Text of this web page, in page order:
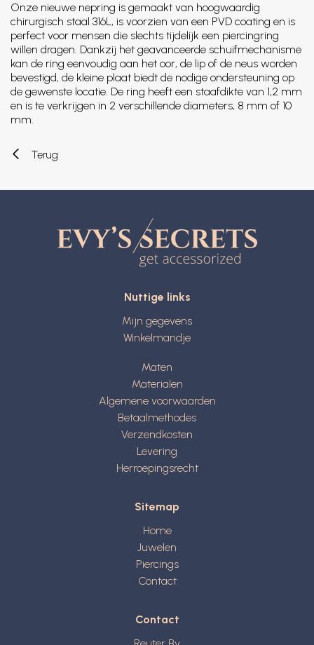
Onze nieuwe nepring is gemaakt van hoogwaardig
chirurgisch staal 316L, is voorzien van een PVD coating en is
perfect voor mensen die slechts tijdelijk een piercingring
willen dragen. Dankzij het geavanceerde schuifmechanisme
kan de ring eenvoudig aan het oor, de lip of de neus worden
bevestigd, de kleine plaat biedt de nodige ondersteuning op
de gewenste locatie. De ring heeft een staafdikte van 1,2 mm
en is te verkrijgen in 2 verschillende diameters, 8 mm of 10
mm.
Terug
Nuttige links
Mijn gegevens
Winkelmandje
Maten
Materialen
Algemene voorwaarden
Betaalmethodes
Verzendkosten
Levering
Herroepingsrecht
Sitemap
Home
Juwelen
Piercings
Contact
Contact